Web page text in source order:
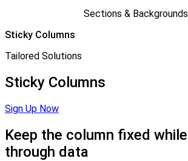
Sections & Backgrounds
Sticky Columns
Tailored Solutions
Sticky Columns
Sign Up Now
Keep the column fixed while
through data